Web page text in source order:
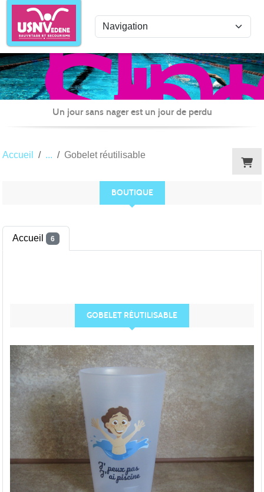
de
et
Un jour sans nager est un jour de perdu
Accueil Gobelet réutilisable
BOUTIQUE
Accueil 6
GOBELET RÉUTILISABLE
Panneau de gestion des cookies